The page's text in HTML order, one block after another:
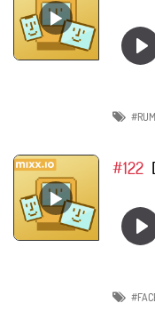
#122